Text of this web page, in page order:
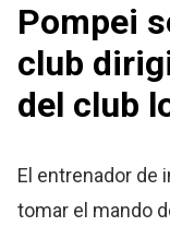
Pompei
club
del club
El entrenador de
tomar el mando